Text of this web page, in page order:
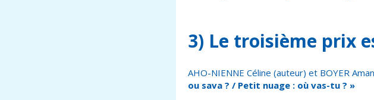
3) Le troisième prix
AHO-NIENNE Céline (auteur) et BOYER
ou sava ? / Petit nuage : où vas-tu ? »